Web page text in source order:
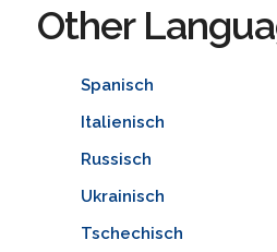
Other
Spanisch
Italienisch
Russisch
Ukrainisch
Tschechisch